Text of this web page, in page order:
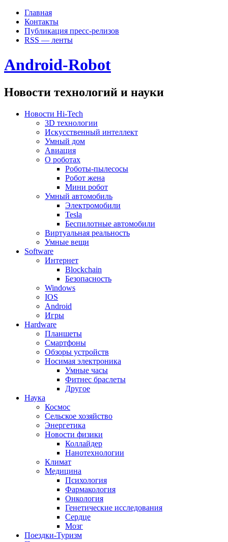
Главная
Контакты
Публикация пресс-релизов
RSS — ленты
Android-Robot
Новости технологий и науки
Новости Hi-Tech
3D технологии
Искусственный интеллект
Умный дом
Авиация
О роботах
Роботы-пылесосы
Робот жена
Мини робот
Умный автомобиль
Электромобили
Tesla
Беспилотные автомобили
Виртуальная реальность
Умные вещи
Software
Интернет
Blockchain
Безопасность
Windows
IOS
Android
Игры
Hardware
Планшеты
Смартфоны
Обзоры устройств
Носимая электроника
Умные часы
Фитнес браслеты
Другое
Наука
Космос
Сельское хозяйство
Энергетика
Новости физики
Коллайдер
Нанотехнологии
Климат
Медицина
Психология
Фармакология
Онкология
Генетические исследования
Сердце
Мозг
Поездки-Туризм